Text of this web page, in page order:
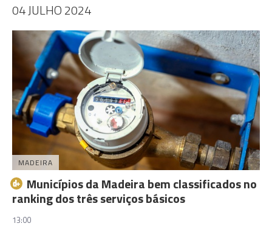
04 JULHO 2024
MADEIRA
Municípios da Madeira bem classificados no
ranking dos três serviços básicos
13:00